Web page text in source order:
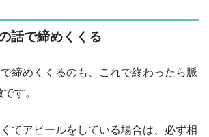
話で締めくくる
締めくくるのも、これで終わったら脈
す。
てアピールをしている場合は、必ず相